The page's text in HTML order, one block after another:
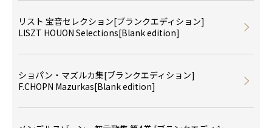
リスト 宝音セレクション[ブランクエディション]
LISZT HOUON Selections[Blank edition]
ショパン・マズルカ集[ブランクエディション]
F.CHOPN Mazurkas[Blank edition]